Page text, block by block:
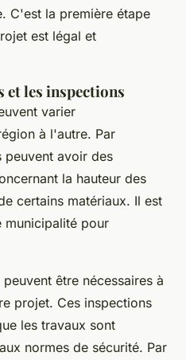
C'est la première étape
est légal et
et les inspections
varier
à l'autre. Par
peuvent avoir des
la hauteur des
certains matériaux. Il est
municipalité pour
peuvent être nécessaires à
projet. Ces inspections
les travaux sont
normes de sécurité. Par